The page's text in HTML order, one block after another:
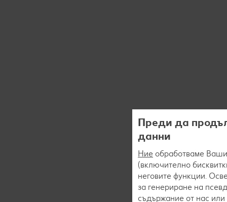
Преди да
данни
Ние обработваме
(включително
неговите функции.
за генериране на
съдържание от нас или